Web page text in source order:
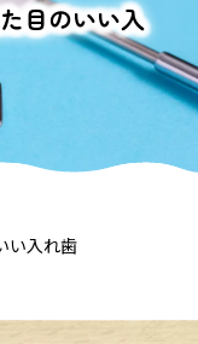
目のいい入
い入れ歯